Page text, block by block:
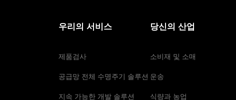
우리의 서비스
제품검사
공급망 전체 수명주기 솔루션
지속 가능한 개발 솔루션
당신의 산업
소비재 및 소매
운송
식량과 농업